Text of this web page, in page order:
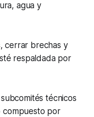
agua y
cerrar brechas y
respaldada por
técnicos
compuesto por